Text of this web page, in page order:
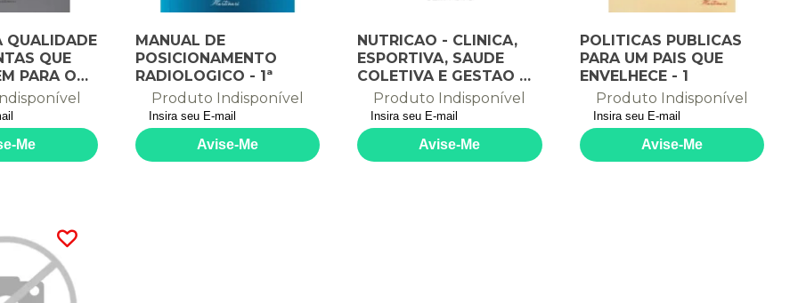
QUALIDADE
QUE
PARA O
DA
DE
SERVIÇOS
MANUAL DE
POSICIONAMENTO
RADIOLOGICO - 1ª
Produto Indisponível
NUTRICAO - CLINICA,
ESPORTIVA, SAUDE
COLETIVA E GESTAO DA
QUALIDADE EM SERV - 1
Produto Indisponível
POLITICAS PUBLICAS
PARA UM PAIS QUE
ENVELHECE - 1
Produto Indisponível